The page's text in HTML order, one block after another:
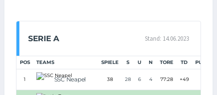
SERIE A Stand: 14.06.2023
POS TEAMS SPIELE S U N TORE TD PUNKTE
1 SSC Neapel 38 28 6 4 77:28 +49